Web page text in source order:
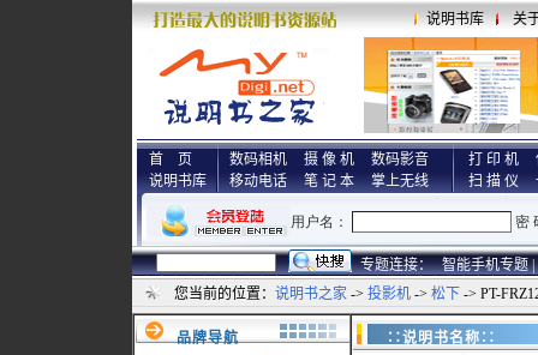
说明书库 关
首 页
说明书库
数码相机 摄 像 机
数码影音
移动电话
笔 记 本 掌上无线
打 印 机
扫 描 仪
专题连接： 智能手机专题 |
您当前的位置： 说明书之家 -> 投影机 -> 松下 -> PT-
品牌导航
∷说明书名